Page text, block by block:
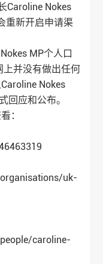
Caroline Nokes
重新开启申请渠
MP个人口
上并没有做出任何
Nokes
回应和公布。
：
uk-
caroline-